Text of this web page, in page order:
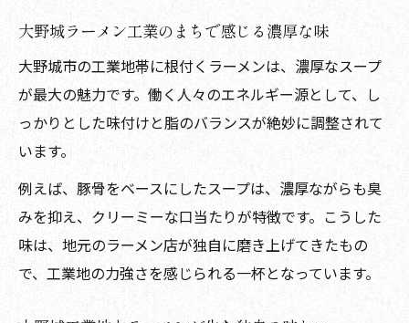
大野城ラーメン工業のまちで感じる濃厚な味
大野城市の工業地帯に根付くラーメンは、濃厚なスープ
が最大の魅力です。働く人々のエネルギー源として、し
っかりとした味付けと脂のバランスが絶妙に調整されて
います。
例えば、豚骨をベースにしたスープは、濃厚ながらも臭
みを抑え、クリーミーな口当たりが特徴です。こうした
味は、地元のラーメン店が独自に磨き上げてきたもの
で、工業地の力強さを感じられる一杯となっています。